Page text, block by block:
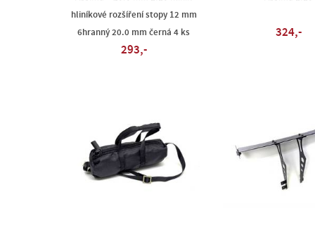
hliníkové rozšíření stopy 12 mm
6hranný 20.0 mm černá 4 ks
293,-
324,-